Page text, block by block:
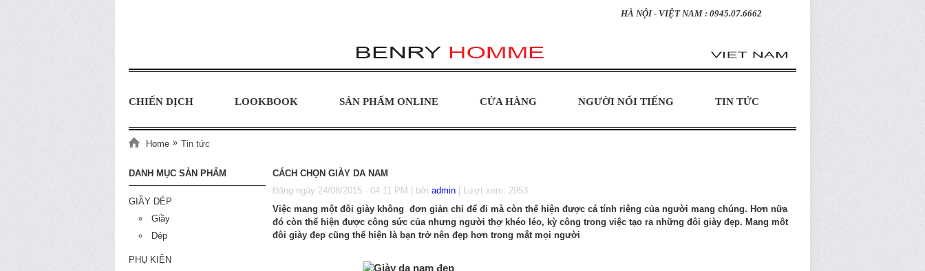
HÀ NỘI - VIỆT NAM : 0945.07.6662
CHIẾN DỊCH LOOKBOOK SẢN PHẨM ONLINE CỬA HÀNG NGƯỜI NỔI TIẾNG TIN TỨC
Home » Tin tức
DANH MỤC SẢN PHẨM
GIẦY DÉP
Giầy
Dép
PHỤ KIỆN
CÁCH CHỌN GIÀY DA NAM
Đăng ngày 24/08/2015 - 04:11 PM | bởi admin | Lượt xem: 2953
Việc mang một đôi giày không đơn giản chỉ để đi mà còn thể hiện được cá tính riêng của người mang chúng. Hơn nữa
đó còn thể hiện được công sức của nhưng người thợ khéo léo, kỳ công trong việc tạo ra những đôi giày đẹp. Mang môt
đôi giày đep cũng thể hiện là bạn trở nên đẹp hơn trong mắt mọi người